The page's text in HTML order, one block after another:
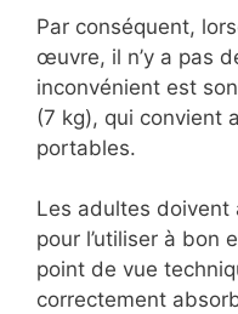
Par conséquent,
œuvre, il n’y a pas
inconvénient est
(7 kg), qui convient
portables.
Les adultes doivent
pour l’utiliser à bon
point de vue
correctement